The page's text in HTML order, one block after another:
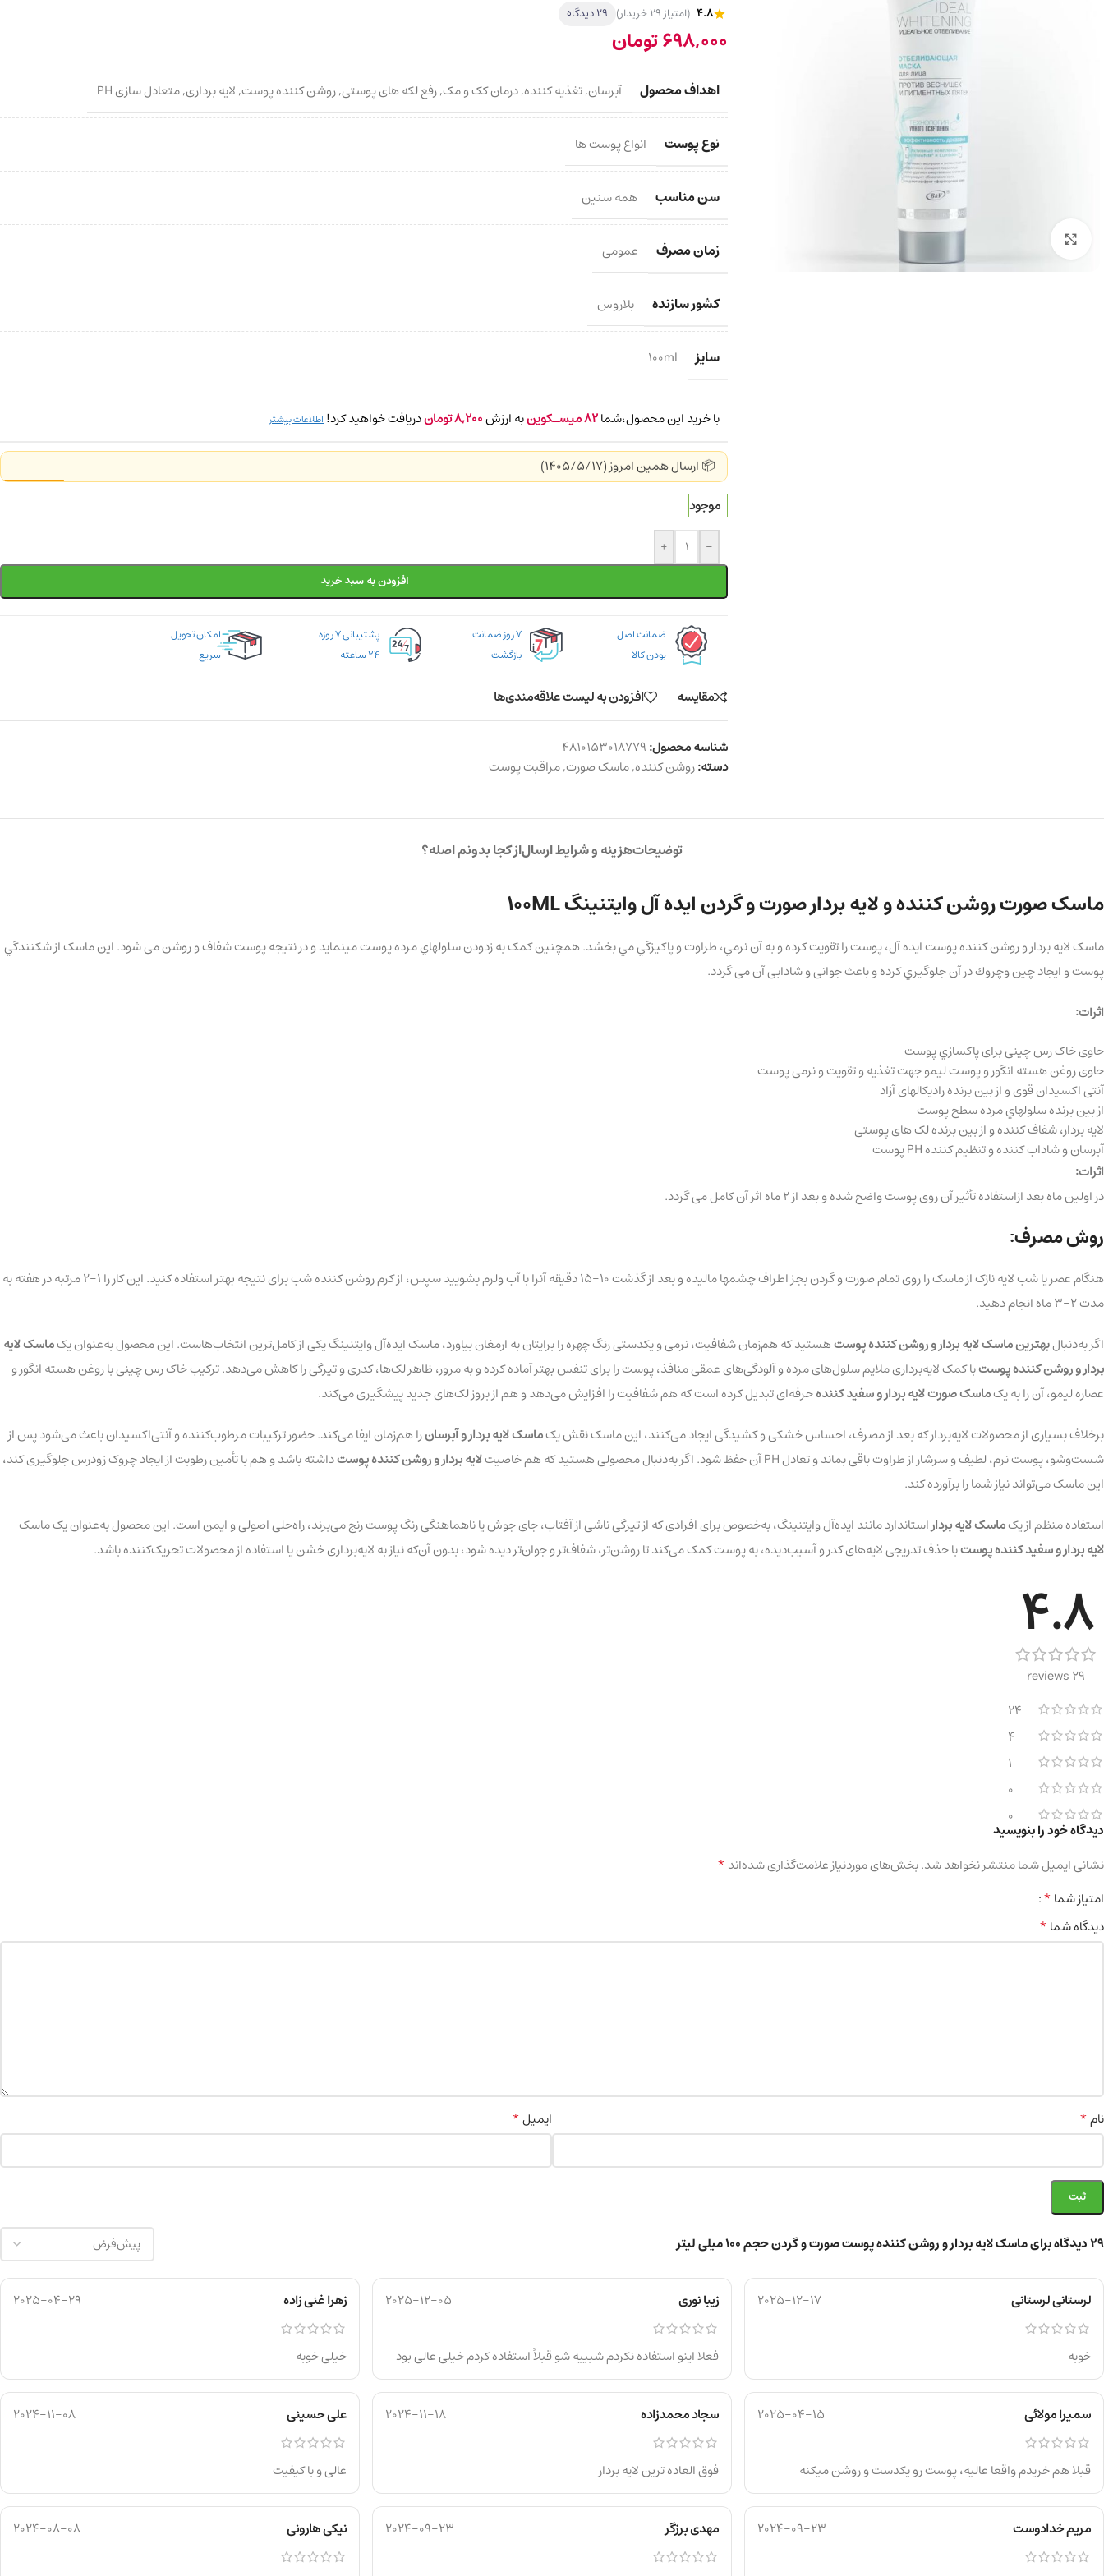
برای بزرگ‌نمایی کلیک کنید
4.8 (امتیاز 29 خریدار) 29 دیدگاه
698,000تومان
اهداف محصول آبرسان,تغذیه کننده,درمان کک و مک,رفع لکه های پوستی,روشن کننده پوست,لایه برداری,متعادل سازی PH
نوع پوست انواع پوست ها
سن مناسب همه سنین
زمان مصرف عمومی
کشور سازنده بلاروس
سایز 100ml
با خرید این محصول،شما82میسـکوینبه ارزش8,200توماندریافت خواهید کرد! اطلاعات بیشتر
📦 ارسال همین امروز (1405/5/17)
موجود
-
+
افزودن به سبد خرید
ضمانت اصل
بودن کالا
۷ روز ضمانت
بازگشت
پشتیبانی ۷ روزه
۲۴ ساعته
امکان تحویل
سریع
مقایسه افزودن به لیست علاقه‌مندی‌ها
شناسه محصول:4810153018779
دسته:روشن کننده,ماسک صورت,مراقبت پوست
توضیحاتهزینه و شرایط ارسالاز کجا بدونم اصله؟
ماسک صورت روشن کننده و لایه بردار صورت و گردن ایده آل وایتنینگ 100ML
ماسک لایه بردار و روشن کننده پوست ایده آل، پوست را تقویت کرده و به آن نرمي، طراوت و پاكيزگي مي بخشد. همچنین کمک به زدودن سلولهاي مرده پوست مينمايد و در نتیجه پوست شفاف و روشن می شود. این ماسک از شكنندگي
پوست و ايجاد چين وچروك در آن جلوگيري کرده و باعث جوانی و شادابی آن می گردد.
اثرات:
حاوی خاک رس چینی برای پاكسازي پوست
حاوی روغن هسته انگور و پوست لیمو جهت تغذيه و تقويت و نرمی پوست
آنتی اکسیدان قوی و از بین برنده رادیکالهای آزاد
از بين برنده سلولهاي مرده سطح پوست
لایه بردار، شفاف کننده و از بین برنده لک های پوستی
آبرسان و شاداب کننده و تنظیم کننده PH پوست
اثرات:
در اولین ماه بعد ازاستفاده تأثیر آن روی پوست واضح شده و بعد از 2 ماه اثر آن کامل می گردد.
روش مصرف:
هنگام عصر یا شب لایه نازک از ماسک را روی تمام صورت و گردن بجز اطراف چشمها مالیده و بعد از گذشت 10-15 دقیقه آنرا با آب ولرم بشویید سپس، از کرم روشن کننده شب برای نتیجه بهتر استفاده کنید. این کار را 1-2 مرتبه در هفته به
مدت 2-3 ماه انجام دهید.
اگر به‌دنبالبهترین ماسک لایه بردار و روشن کننده پوستهستید که هم‌زمان شفافیت، نرمی و یکدستی رنگ چهره را برایتان به ارمغان بیاورد، ماسک ایده‌آل وایتنینگ یکی از کامل‌ترین انتخاب‌هاست. این محصول به‌عنوان یکماسک لایه
بردار و روشن کننده پوستبا کمک لایه‌برداری ملایم سلول‌های مرده و آلودگی‌های عمقی منافذ، پوست را برای تنفس بهتر آماده کرده و به مرور، ظاهر لک‌ها، کدری و تیرگی را کاهش می‌دهد. ترکیب خاک رس چینی با روغن هسته انگور و
عصاره لیمو، آن را به یکماسک صورت لایه بردار و سفید کنندهحرفه‌ای تبدیل کرده است که هم شفافیت را افزایش می‌دهد و هم از بروز لک‌های جدید پیشگیری می‌کند.
برخلاف بسیاری از محصولات لایه‌بردار که بعد از مصرف، احساس خشکی و کشیدگی ایجاد می‌کنند، این ماسک نقش یکماسک لایه بردار و آبرسانرا هم‌زمان ایفا می‌کند. حضور ترکیبات مرطوب‌کننده و آنتی‌اکسیدان باعث می‌شود پس از
شست‌وشو، پوست نرم، لطیف و سرشار از طراوت باقی بماند و تعادل PH آن حفظ شود. اگر به‌دنبال محصولی هستید که هم خاصیت
لایه بردار و روشن کننده پوستداشته باشد و هم با تأمین رطوبت از ایجاد چروک زودرس جلوگیری کند،
این ماسک می‌تواند نیاز شما را برآورده کند.
استفاده منظم از یکماسک لایه برداراستاندارد مانند ایده‌آل وایتنینگ، به‌خصوص برای افرادی که از تیرگی ناشی از آفتاب، جای جوش یا ناهماهنگی رنگ پوست رنج می‌برند، راه‌حلی اصولی و ایمن است. این محصول به‌عنوان یک ماسک
لایه بردار و سفید کننده پوستبا حذف تدریجی لایه‌های کدر و آسیب‌دیده، به پوست کمک می‌کند تا روشن‌تر، شفاف‌تر و جوان‌تر دیده شود، بدون آن‌که نیاز به لایه‌برداری خشن یا استفاده از محصولات تحریک‌کننده باشد.
4.8
29 reviews
24
4
1
0
0
29 دیدگاه برای ماسک لایه بردار و روشن کننده پوست صورت و گردن حجم ۱۰۰ میلی لیتر
لرستانی لرستانی 2025-12-17
خوبه
زیبا نوری 2025-12-05
فعلا اینو استفاده نکردم شبییه شو قبلاً استفاده کردم خیلی عالی بود
زهرا غنی زاده 2025-04-29
خیلی خوبه
سمیرا مولائی 2025-04-15
قبلا هم خریدم واقعا عالیه، پوست رو یکدست و روشن میکنه
سجاد محمدزاده 2024-11-18
فوق العاده ترین لایه بردار
علی حسینی 2024-11-08
عالی و با کیفیت
مریم خدادوست 2024-09-23 مهدی برزگر 2024-09-23 نیکی هارونی 2024-08-08
دیدگاه خود را بنویسید
نشانی ایمیل شما منتشر نخواهد شد.بخش‌های موردنیاز علامت‌گذاری شده‌اند*
امتیاز شما*
دیدگاه شما*
نام* ایمیل*